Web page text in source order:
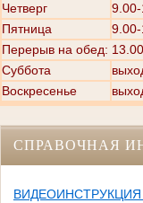
Четверг
Пятница
Перерыв на обед:
Суббота
Воскресенье
СПРАВОЧНАЯ